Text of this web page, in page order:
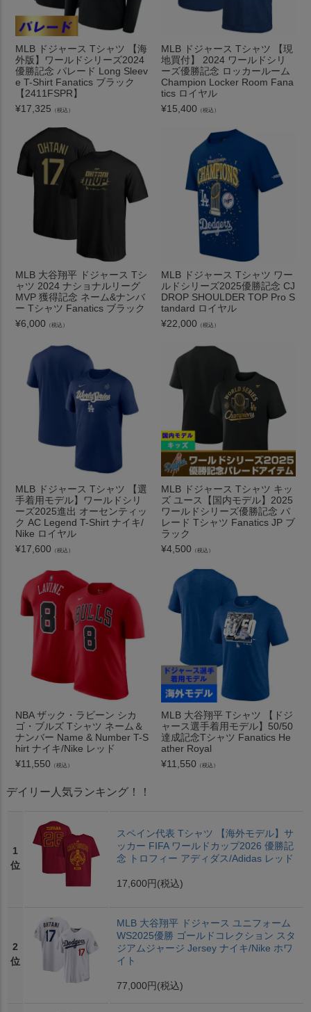
MLB ドジャース Tシャツ 【海
外版】ワールドシリーズ2024
優勝記念 パレード Long Sleev
e T-Shirt Fanatics ブラック
【2411FSPR】
¥17,325 （税込）
MLB ドジャース Tシャツ 【現
地買付】 2024 ワールドシリ
ーズ優勝記念 ロッカールーム
Champion Locker Room Fana
tics ロイヤル
¥15,400 （税込）
MLB 大谷翔平 ドジャース Tシ
ャツ 2024 ナショナルリーグ
MVP 獲得記念 ネーム&ナンバ
ー Tシャツ Fanatics ブラック
¥6,000 （税込）
MLB ドジャース Tシャツ ワー
ルドシリーズ2025優勝記念 CJ
DROP SHOULDER TOP Pro S
tandard ロイヤル
¥22,000 （税込）
MLB ドジャース Tシャツ 【選
手着用モデル】ワールドシリ
ーズ2025進出 オーセンティッ
ク AC Legend T-Shirt ナイキ/
Nike ロイヤル
¥17,600 （税込）
MLB ドジャース Tシャツ キッ
ズ ユース【国内モデル】2025
ワールドシリーズ優勝記念 パ
レード Tシャツ Fanatics JP ブ
ラック
¥4,500 （税込）
NBA ザック・ラビーン シカ
ゴ・ブルズ Tシャツ ネーム＆
ナンバー Name & Number T-S
hirt ナイキ/Nike レッド
¥11,550 （税込）
MLB 大谷翔平 Tシャツ 【ドジ
ャース選手着用モデル】50/50
達成記念Tシャツ Fanatics He
ather Royal
¥11,550 （税込）
デイリー人気ランキング！！
1
位
スペイン代表 Tシャツ 【海外モデル】サ
ッカー FIFA ワールドカップ2026 優勝記
念 トロフィー アディダス/Adidas レッド
17,600円 (税込)
2
位
MLB 大谷翔平 ドジャース ユニフォーム
WS2025優勝 ゴールドコレクション スタ
ジアムジャージ Jersey ナイキ/Nike ホワ
イト
77,000円 (税込)